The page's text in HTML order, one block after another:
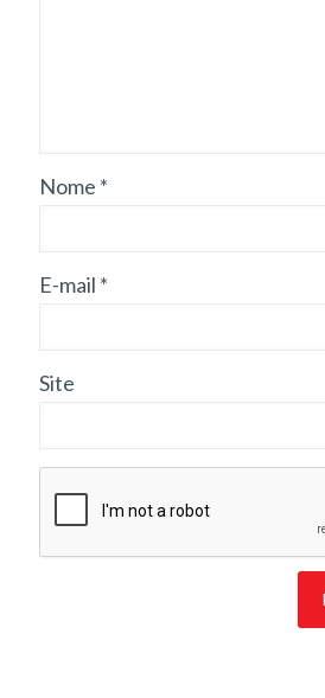
Nome *
E-mail *
Site